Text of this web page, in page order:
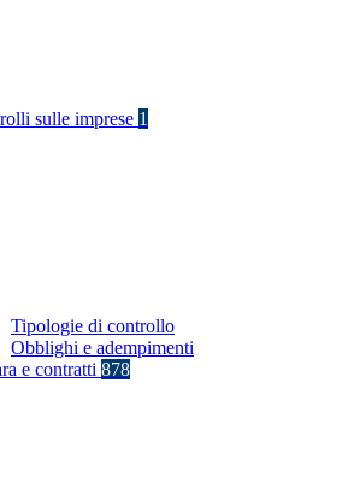
sulle imprese 1
Tipologie di controllo
Obblighi e adempimenti
e contratti 878